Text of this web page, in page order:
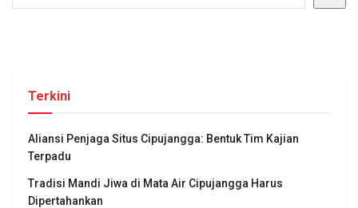
Terkini
Aliansi Penjaga Situs Cipujangga: Bentuk Tim Kajian
Terpadu
Tradisi Mandi Jiwa di Mata Air Cipujangga Harus
Dipertahankan